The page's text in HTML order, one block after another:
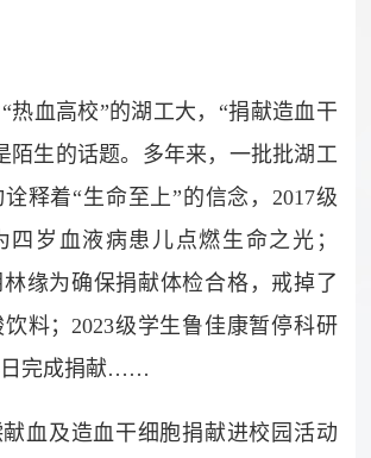
热血高校”的湖工大，“捐献造血干
陌生的话题。多年来，一批批湖工
释着“生命至上”的信念，2017级
四岁血液病患儿点燃生命之光；
林缘为确保捐献体检合格，戒掉了
料；2023级学生鲁佳康暂停科研
日完成捐献……
血及造血干细胞捐献进校园活动